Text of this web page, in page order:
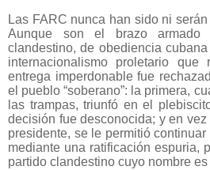
Las FARC nunca han sido ni
Aunque son el brazo armado
clandestino, de obediencia
internacionalismo proletario
entrega imperdonable fue
el pueblo “soberano”: la primera,
las trampas, triunfó en el
decisión fue desconocida; y en
presidente, se le permitió
mediante una ratificación espuria,
partido clandestino cuyo nombre es